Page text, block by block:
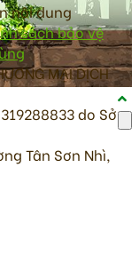
nội dung
sách bảo vệ
MẠI DỊCH
do Sở
Tân Sơn Nhì,